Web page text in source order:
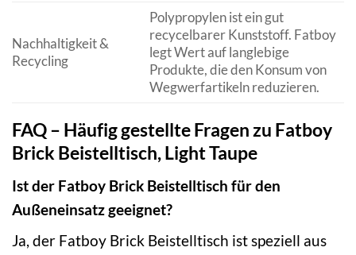
Nachhaltigkeit &
Recycling
Polypropylen ist ein gut
recycelbarer Kunststoff. Fatboy
legt Wert auf langlebige
Produkte, die den Konsum von
Wegwerfartikeln reduzieren.
FAQ – Häufig gestellte Fragen zu Fatboy
Brick Beistelltisch, Light Taupe
Ist der Fatboy Brick Beistelltisch für den
Außeneinsatz geeignet?
Ja, der Fatboy Brick Beistelltisch ist speziell aus